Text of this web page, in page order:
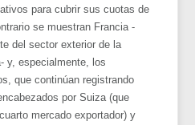
para cubrir sus cuotas de
se muestran Francia -
del sector exterior de la
y, especialmente, los
que continúan registrando
por Suiza (que
mercado exportador) y